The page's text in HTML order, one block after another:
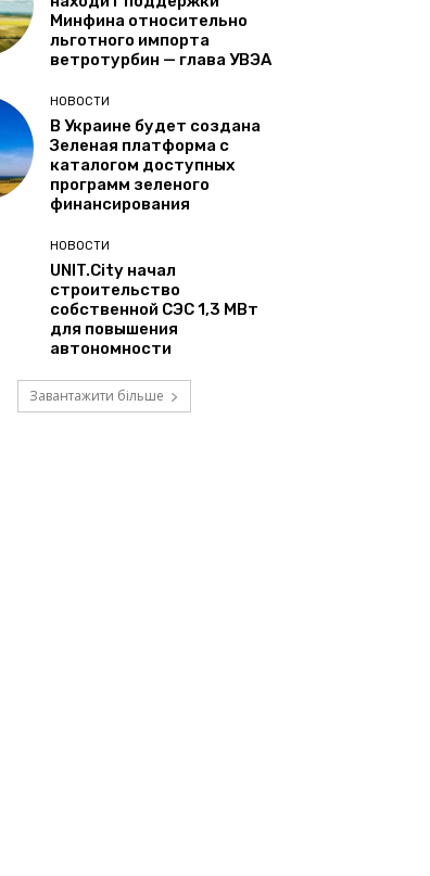
Минфина относительно
льготного импорта
ветротурбин — глава УВЭА
НОВОСТИ
В Украине будет создана
Зеленая платформа с
каталогом доступных
программ зеленого
финансирования
НОВОСТИ
UNIT.City начал
строительство
собственной СЭС 1,3 МВт
для повышения
автономности
Завантажити більше